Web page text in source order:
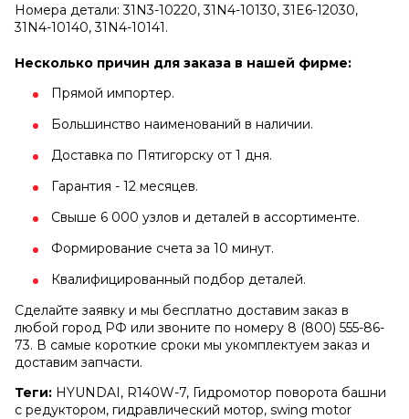
Номера детали: 31N3-10220, 31N4-10130, 31E6-12030,
31N4-10140, 31N4-10141.
Несколько причин для заказа в нашей фирме:
Прямой импортер.
Большинство наименований в наличии.
Доставка по Пятигорску от 1 дня.
Гарантия - 12 месяцев.
Свыше 6 000 узлов и деталей в ассортименте.
Формирование счета за 10 минут.
Квалифицированный подбор деталей.
Сделайте заявку и мы бесплатно доставим заказ в
любой город РФ или звоните по номеру 8 (800) 555-86-
73. В самые короткие сроки мы укомплектуем заказ и
доставим запчасти.
Теги: HYUNDAI, R140W-7, Гидромотор поворота башни
с редуктором, гидравлический мотор, swing motor